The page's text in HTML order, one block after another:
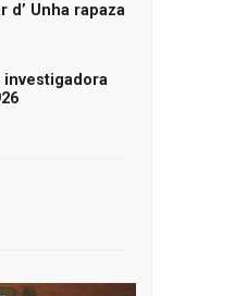
d’ Unha rapaza
investigadora